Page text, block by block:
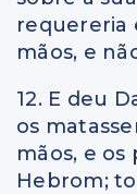
requereria
mãos, e
12. E deu
os
mãos, e
Hebrom;